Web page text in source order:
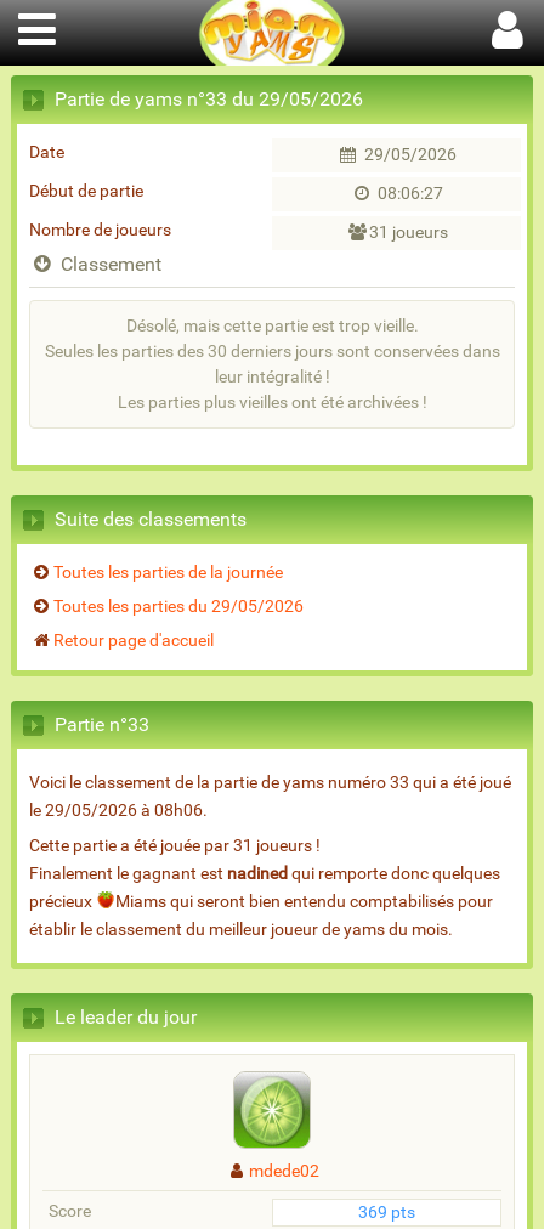
Partie de yams n°33 du 29/05/2026
Date
29/05/2026
Début de partie
08:06:27
Nombre de joueurs
31 joueurs
Classement
Désolé, mais cette partie est trop vieille.
Seules les parties des 30 derniers jours sont conservées dans
leur intégralité !
Les parties plus vieilles ont été archivées !
Suite des classements
Toutes les parties de la journée
Toutes les parties du 29/05/2026
Retour page d'accueil
Partie n°33
Voici le classement de la partie de yams numéro 33 qui a été joué
le 29/05/2026 à 08h06.
Cette partie a été jouée par 31 joueurs !
Finalement le gagnant est nadined qui remporte donc quelques
précieux
Miams qui seront bien entendu comptabilisés pour
établir le classement du meilleur joueur de yams du mois.
Le leader du jour
mdede02
Score
369 pts